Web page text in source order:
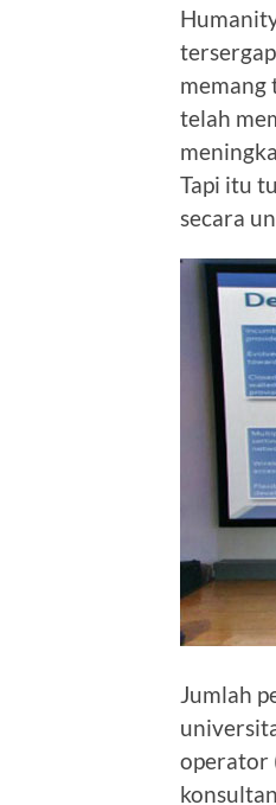
memang
telah
Tapi itu
secara
Jumlah
operator